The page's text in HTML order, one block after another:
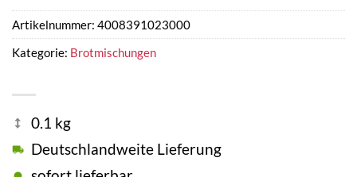
0.1 kg
Deutschlandweite Lieferung
Artikelnummer: 4008391023000
Kategorie: Brotmischungen